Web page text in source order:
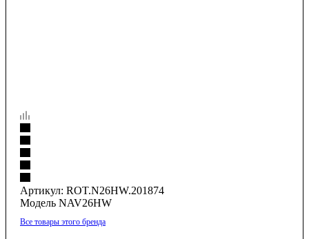
Артикул: ROT.N26HW.201874
Модель NAV26HW
Все товары этого бренда